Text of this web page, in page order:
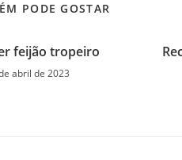
PODE GOSTAR
feijão tropeiro
abril de 2023